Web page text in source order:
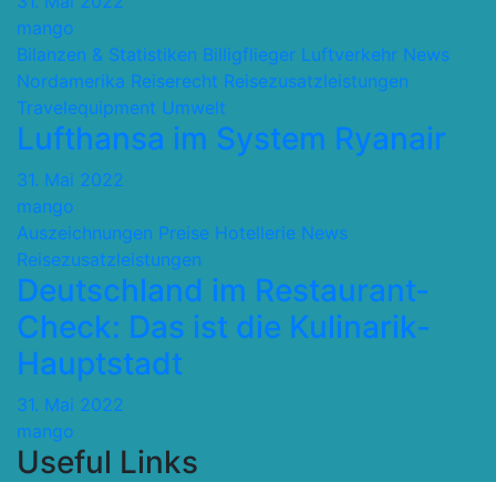
mango
Bilanzen & Statistiken Billigflieger Luftverkehr News
Nordamerika Reiserecht Reisezusatzleistungen
Travelequipment Umwelt
Lufthansa im System Ryanair
31. Mai 2022
mango
Auszeichnungen Preise Hotellerie News
Reisezusatzleistungen
Deutschland im Restaurant-
Check: Das ist die Kulinarik-
Hauptstadt
31. Mai 2022
mango
Useful Links